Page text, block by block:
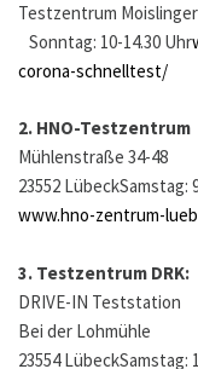
Testzentrum Moislinger
Sonntag: 10-14.30 Uhr
corona-schnelltest/
2. HNO-Testzentrum
Mühlenstraße 34-48
23552 LübeckSamstag:
www.hno-zentrum-
3. Testzentrum DRK:
DRIVE-IN Teststation
Bei der Lohmühle
23554 LübeckSamstag: